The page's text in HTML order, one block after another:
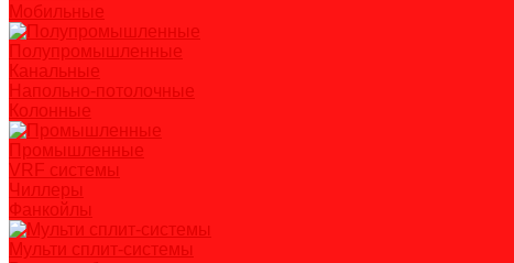
Мобильные
Полупромышленные
Канальные
Напольно-потолочные
Колонные
Промышленные
VRF системы
Чиллеры
Фанкойлы
Мульти сплит-системы